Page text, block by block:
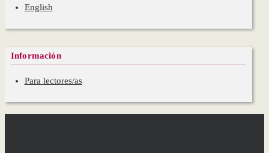
English
Información
Para lectores/as